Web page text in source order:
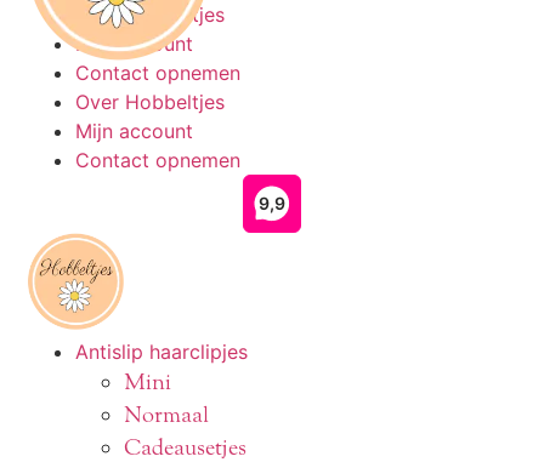
inhoud
Over Hobbeltjes
Mijn account
Contact opnemen
Over Hobbeltjes
Mijn account
Contact opnemen
Antislip haarclipjes
Mini
Normaal
Cadeausetjes